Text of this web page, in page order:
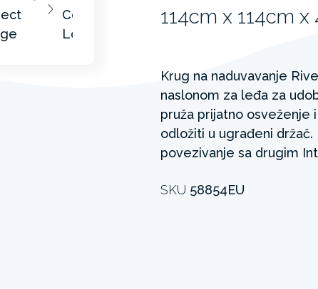
114cm x 114cm
Krug na naduvavanje
naslonom za leđa za
pruža prijatno osveženje
odložiti u ugrađeni
povezivanje sa drugim
SKU 58854EU